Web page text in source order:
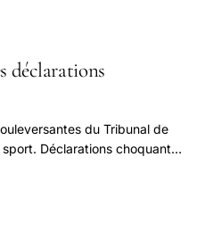
déclarations
du Tribunal de
Déclarations choquantes